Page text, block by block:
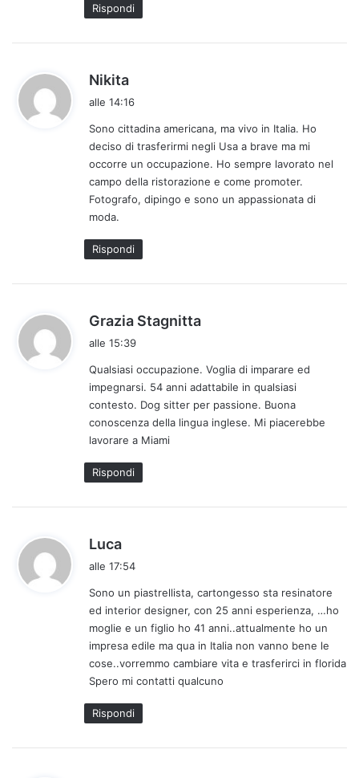
Rispondi
Nikita
e
t
t
o
:
alle 14:16
Sono cittadina americana, ma vivo in Italia. Ho
deciso di trasferirmi negli Usa a brave ma mi
occorre un occupazione. Ho sempre lavorato nel
campo della ristorazione e come promoter.
Fotografo, dipingo e sono un appassionata di
moda.
Rispondi
Grazia Stagnitta
e
t
t
o
alle 15:39
Qualsiasi occupazione. Voglia di imparare ed
impegnarsi. 54 anni adattabile in qualsiasi
contesto. Dog sitter per passione. Buona
conoscenza della lingua inglese. Mi piacerebbe
lavorare a Miami
Rispondi
Luca
e
t
t
o
:
alle 17:54
Sono un piastrellista, cartongesso sta resinatore
ed interior designer, con 25 anni esperienza, …ho
moglie e un figlio ho 41 anni..attualmente ho un
impresa edile ma qua in Italia non vanno bene le
cose..vorremmo cambiare vita e trasferirci in florida
Spero mi contatti qualcuno
Rispondi